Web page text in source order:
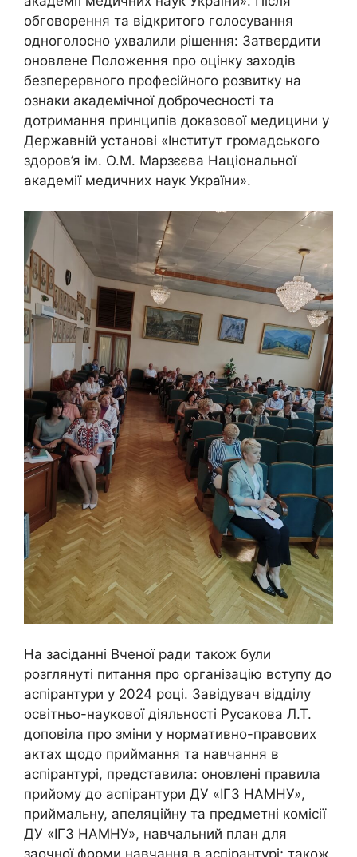
обговорення та відкритого голосування
одноголосно ухвалили рішення: Затвердити
оновлене Положення про оцінку заходів
безперервного професійного розвитку на
ознаки академічної доброчесності та
дотримання принципів доказової медицини у
Державній установі «Інститут громадського
здоров’я ім. О.М. Марзєєва Національної
академії медичних наук України».
На засіданні Вченої ради також були
розглянуті питання про організацію вступу до
аспірантури у 2024 році. Завідувач відділу
освітньо-наукової діяльності Русакова Л.Т.
доповіла про зміни у нормативно-правових
актах щодо приймання та навчання в
аспірантурі, представила: оновлені правила
прийому до аспірантури ДУ «ІГЗ НАМНУ»,
приймальну, апеляційну та предметні комісії
ДУ «ІГЗ НАМНУ», навчальний план для
заочної форми навчання в аспірантурі; також